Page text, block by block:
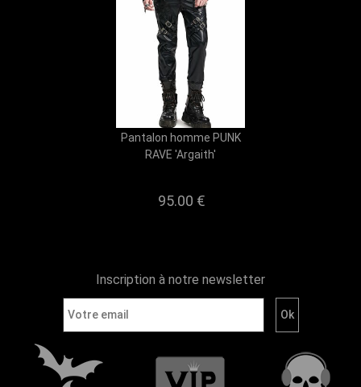
Pantalon homme PUNK
RAVE 'Argaith'
95.00 €
Inscription à notre newsletter